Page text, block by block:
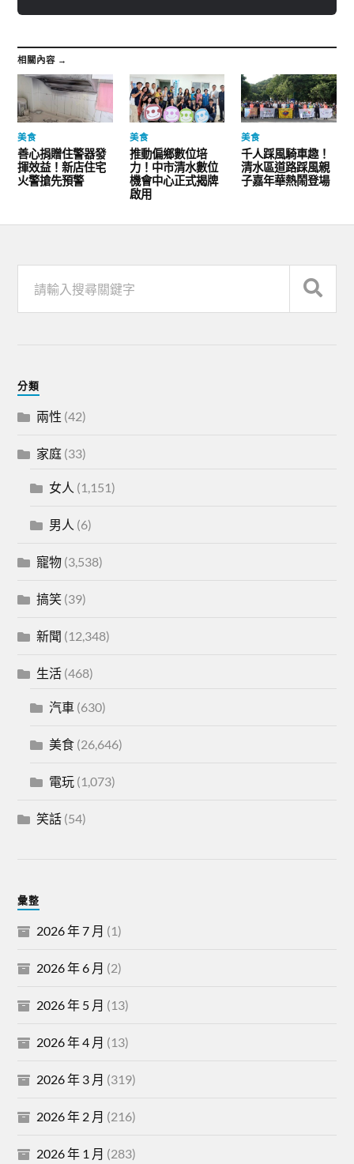
相關內容 →
美食
善心捐贈住警器發
揮效益！新店住宅
火警搶先預警
美食
推動偏鄉數位培
力！中市清水數位
機會中心正式揭牌
啟用
美食
千人踩風騎車趣！
清水區道路踩風親
子嘉年華熱鬧登場
分類
兩性 (42)
家庭 (33)
女人 (1,151)
男人 (6)
寵物 (3,538)
搞笑 (39)
新聞 (12,348)
生活 (468)
汽車 (630)
美食 (26,646)
電玩 (1,073)
笑話 (54)
彙整
2026 年 7 月 (1)
2026 年 6 月 (2)
2026 年 5 月 (13)
2026 年 4 月 (13)
2026 年 3 月 (319)
2026 年 2 月 (216)
2026 年 1 月 (283)